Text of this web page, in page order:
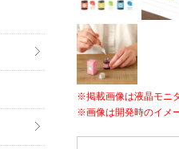
※掲載画像は液晶モニ
※画像は開発時のイメ